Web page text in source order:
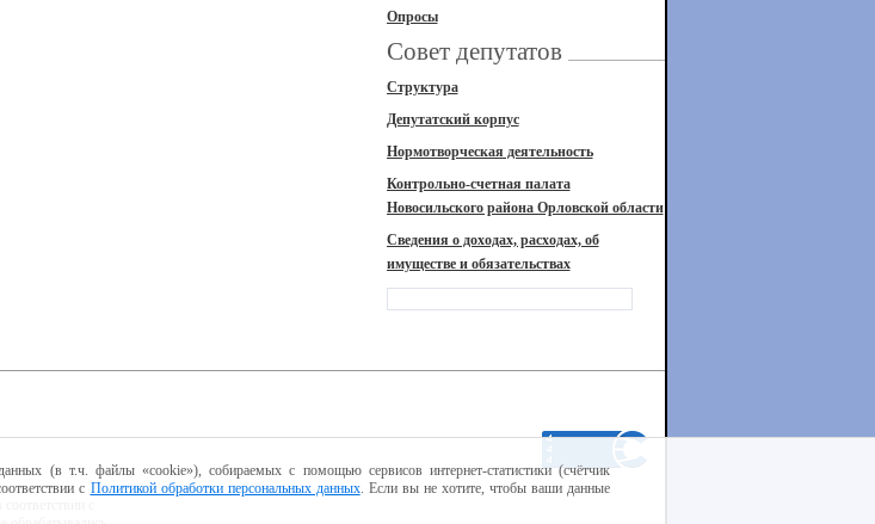
Опросы
Совет депутатов
Структура
Депутатский корпус
Нормотворческая деятельность
Контрольно-счетная палата
Новосильского района Орловской области
Сведения о доходах, расходах, об
имуществе и обязательствах
с
(в т.ч. файлы «cookie»), собираемых с помощью сервисов интернет-статистики (счётчик
с Политикой обработки персональных данных. Если вы не хотите, чтобы ваши данные